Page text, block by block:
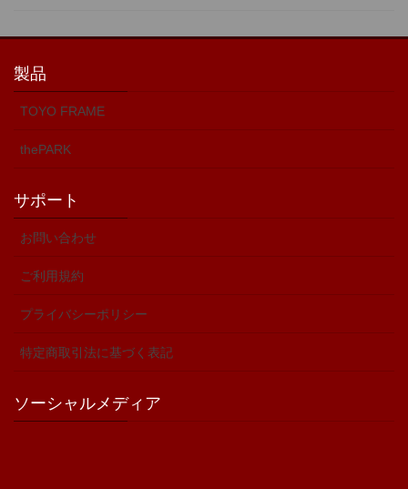
製品
TOYO FRAME
thePARK
サポート
お問い合わせ
ご利用規約
プライバシーポリシー
特定商取引法に基づく表記
ソーシャルメディア